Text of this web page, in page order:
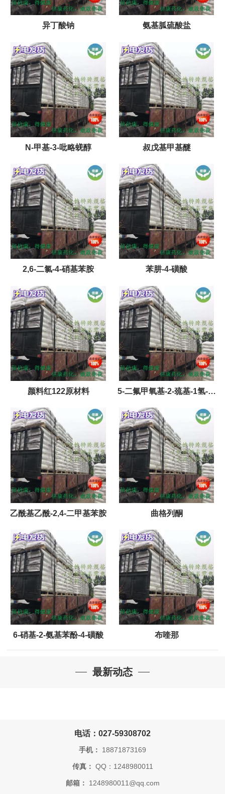
异丁酸钠 氨基胍硫酸盐
N-甲基-3-吡略蜣醇 叔戊基甲基醚
2,6-二氯-4-硝基苯胺 苯肼-4-磺酸
颜料红122原材料 5-二氟甲氧基-2-巯基-1氢-苯
并咪唑
乙酰基乙酰-2,4-二甲基苯胺 曲格列酮
6-硝基-2-氨基苯酚-4-磺酸 布喹那
最新动态
电话：027-59308702
手机： 18871873169
传真： QQ：1248980011
邮箱： 1248980011@qq.com